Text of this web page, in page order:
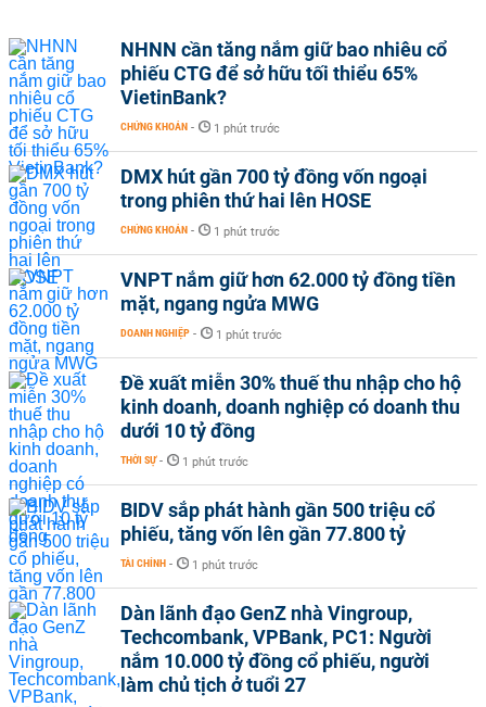
NHNN cần tăng nắm giữ bao nhiêu cổ
phiếu CTG để sở hữu tối thiểu 65%
VietinBank?
CHỨNG KHOÁN - 1 phút trước
DMX hút gần 700 tỷ đồng vốn ngoại
trong phiên thứ hai lên HOSE
CHỨNG KHOÁN - 1 phút trước
VNPT nắm giữ hơn 62.000 tỷ đồng tiền
mặt, ngang ngửa MWG
DOANH NGHIỆP - 1 phút trước
Đề xuất miễn 30% thuế thu nhập cho hộ
kinh doanh, doanh nghiệp có doanh thu
dưới 10 tỷ đồng
THỜI SỰ - 1 phút trước
BIDV sắp phát hành gần 500 triệu cổ
phiếu, tăng vốn lên gần 77.800 tỷ
TÀI CHÍNH - 1 phút trước
Dàn lãnh đạo GenZ nhà Vingroup,
Techcombank, VPBank, PC1: Người
nắm 10.000 tỷ đồng cổ phiếu, người
làm chủ tịch ở tuổi 27